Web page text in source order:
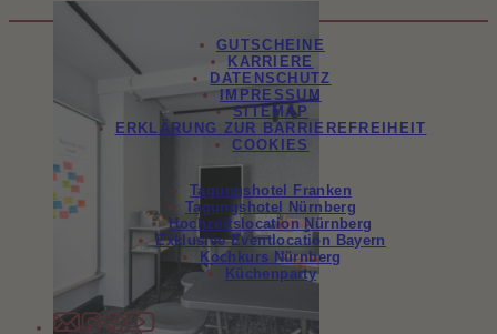
GUTSCHEINE
KARRIERE
DATENSCHUTZ
IMPRESSUM
SITEMAP
ERKLÄRUNG ZUR BARRIEREFREIHEIT
COOKIES
Tagungshotel Franken
Tagungshotel Nürnberg
Hochzeitslocation Nürnberg
Exklusive Eventlocation Bayern
Kochkurs Nürnberg
Küchenparty